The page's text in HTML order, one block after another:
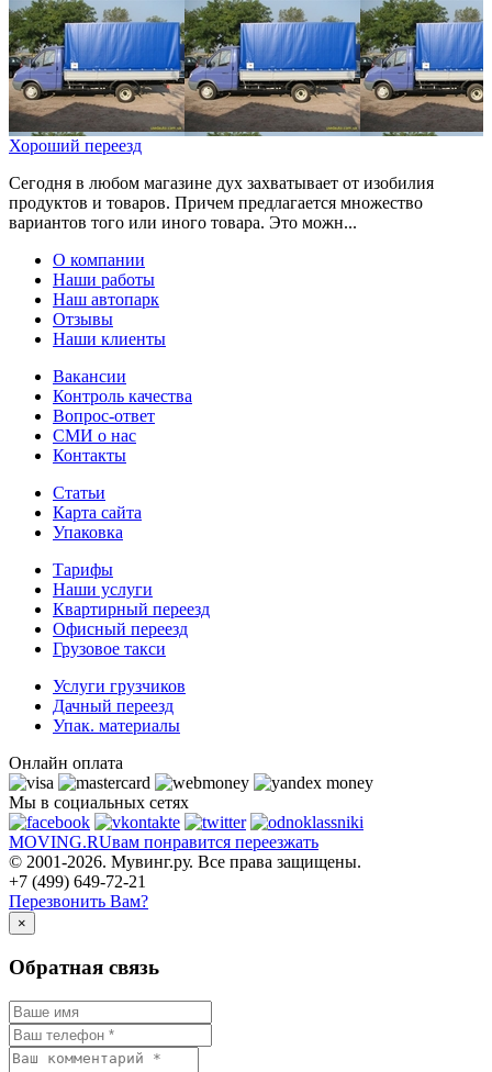
Хороший переезд
Сегодня в любом магазине дух захватывает от изобилия
продуктов и товаров. Причем предлагается множество
вариантов того или иного товара. Это можн...
О компании
Наши работы
Наш автопарк
Отзывы
Наши клиенты
Вакансии
Контроль качества
Вопрос-ответ
СМИ о нас
Контакты
Статьи
Карта сайта
Упаковка
Тарифы
Наши услуги
Квартирный переезд
Офисный переезд
Грузовое такси
Услуги грузчиков
Дачный переезд
Упак. материалы
Онлайн оплата
Мы в социальных сетях
MOVING.RUвам понравится переезжать
© 2001-2026. Мувинг.ру. Все права защищены.
+7 (499) 649-72-21
Перезвонить Вам?
×
Обратная связь